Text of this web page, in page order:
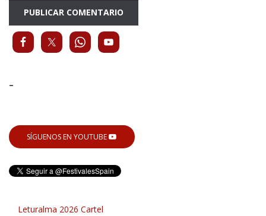
-
SÍGUENOS EN YOUTUBE
Leturalma 2026 Cartel